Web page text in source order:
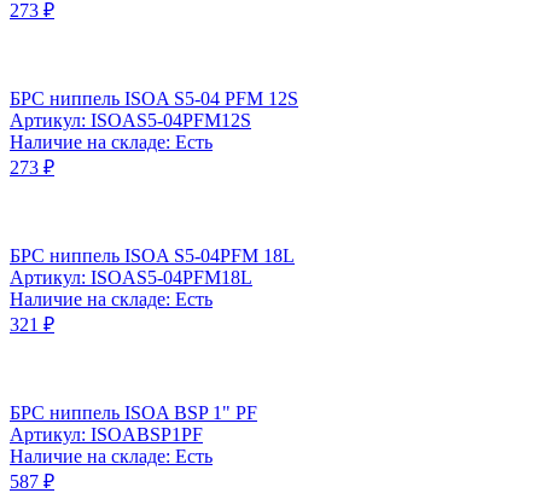
273 ₽
БРС ниппель ISOA S5-04 PFM 12S
Артикул: ISOAS5-04PFM12S
Наличие на складе: Есть
273 ₽
БРС ниппель ISOA S5-04PFM 18L
Артикул: ISOAS5-04PFM18L
Наличие на складе: Есть
321 ₽
БРС ниппель ISOA BSP 1" PF
Артикул: ISOABSP1PF
Наличие на складе: Есть
587 ₽